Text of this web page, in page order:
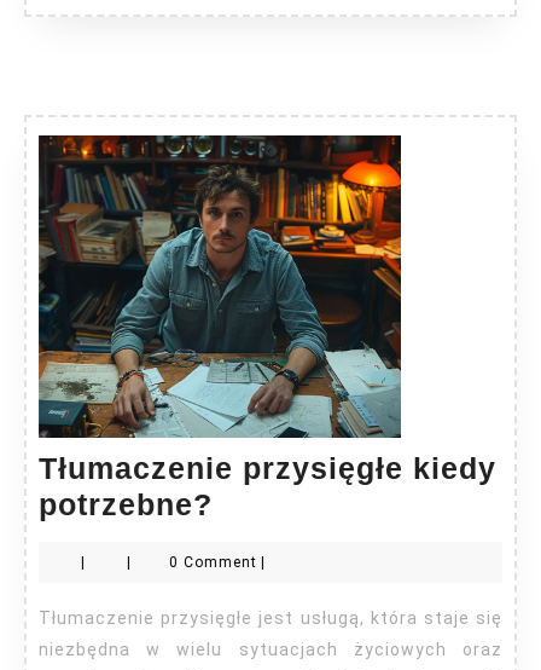
Tłumaczenie przysięgłe kiedy
potrzebne?
kiedy
potrzebne?
0 Comment
Tłumaczenie przysięgłe jest usługą, która staje się
niezbędna w wielu sytuacjach życiowych oraz